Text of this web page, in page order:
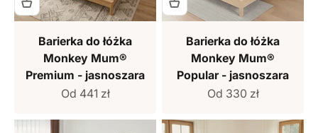
Barierka do łóżka
Monkey Mum®
Premium - jasnoszara
Cena sprzedaży
Od 441 zł
Barierka do łóżka
Monkey Mum®
Popular - jasnoszara
Cena sprzedaży
Od 330 zł